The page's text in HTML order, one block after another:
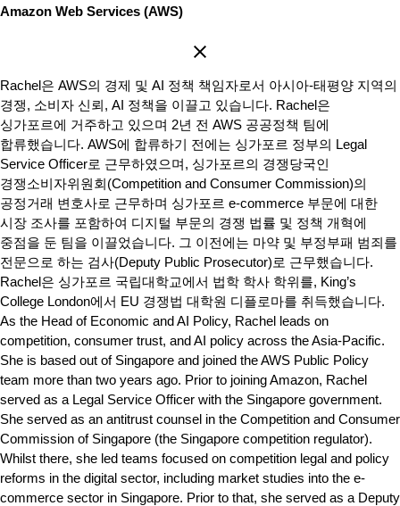
Amazon Web Services (AWS)
Rachel은 AWS의 경제 및 AI 정책 책임자로서 아시아-태평양 지역의
경쟁, 소비자 신뢰, AI 정책을 이끌고 있습니다. Rachel은
싱가포르에 거주하고 있으며 2년 전 AWS 공공정책 팀에
합류했습니다. AWS에 합류하기 전에는 싱가포르 정부의 Legal
Service Officer로 근무하였으며, 싱가포르의 경쟁당국인
경쟁소비자위원회(Competition and Consumer Commission)의
공정거래 변호사로 근무하며 싱가포르 e-commerce 부문에 대한
시장 조사를 포함하여 디지털 부문의 경쟁 법률 및 정책 개혁에
중점을 둔 팀을 이끌었습니다. 그 이전에는 마약 및 부정부패 범죄를
전문으로 하는 검사(Deputy Public Prosecutor)로 근무했습니다.
Rachel은 싱가포르 국립대학교에서 법학 학사 학위를, King’s
College London에서 EU 경쟁법 대학원 디플로마를 취득했습니다.
As the Head of Economic and AI Policy, Rachel leads on
competition, consumer trust, and AI policy across the Asia-Pacific.
She is based out of Singapore and joined the AWS Public Policy
team more than two years ago. Prior to joining Amazon, Rachel
served as a Legal Service Officer with the Singapore government.
She served as an antitrust counsel in the Competition and Consumer
Commission of Singapore (the Singapore competition regulator).
Whilst there, she led teams focused on competition legal and policy
reforms in the digital sector, including market studies into the e-
commerce sector in Singapore. Prior to that, she served as a Deputy